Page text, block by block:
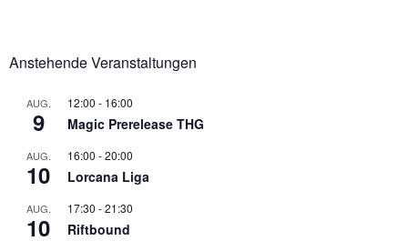
Anstehende Veranstaltungen
AUG.
9
12:00 - 16:00
Magic Prerelease THG
AUG.
10
16:00 -20:00
Lorcana Liga
AUG.
10
17:30 -21:30
Riftbound